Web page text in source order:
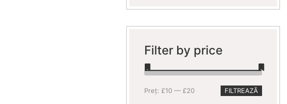
Filter by price
Preț
Preț
FILTREAZĂ
Preț: £10 — £20